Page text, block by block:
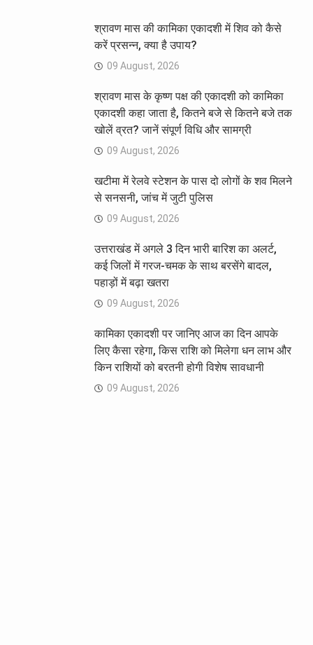
श्रावण मास की कामिका एकादशी में शिव को कैसे
करें प्रसन्न, क्या है उपाय?
09 August, 2026
श्रावण मास के कृष्ण पक्ष की एकादशी को कामिका
एकादशी कहा जाता है, कितने बजे से कितने बजे तक
खोलें व्रत? जानें संपूर्ण विधि और सामग्री
09 August, 2026
खटीमा में रेलवे स्टेशन के पास दो लोगों के शव मिलने
से सनसनी, जांच में जुटी पुलिस
09 August, 2026
उत्तराखंड में अगले 3 दिन भारी बारिश का अलर्ट,
कई जिलों में गरज-चमक के साथ बरसेंगे बादल,
पहाड़ों में बढ़ा खतरा
09 August, 2026
कामिका एकादशी पर जानिए आज का दिन आपके
लिए कैसा रहेगा, किस राशि को मिलेगा धन लाभ और
किन राशियों को बरतनी होगी विशेष सावधानी
09 August, 2026